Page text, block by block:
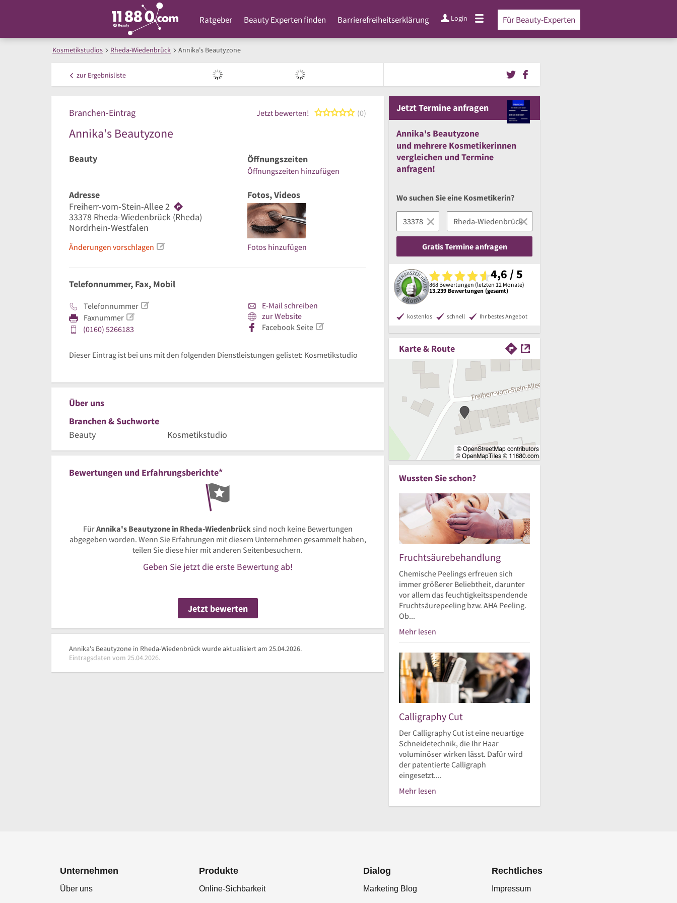
Ratgeber Beauty Experten finden Barrierefreiheitserklärung Login Für Beauty-Experten
Kosmetikstudios Rheda-Wiedenbrück Annika's Beautyzone
zur Ergebnisliste
Branchen-Eintrag Jetzt bewerten! 0 von 5 Sternen
0
Annika's Beautyzone
Beauty Öffnungszeiten
Öffnungszeiten hinzufügen
Adresse
Freiherr-vom-Stein-Allee 2
33378 Rheda-Wiedenbrück (Rheda)
Nordrhein-Westfalen
Änderungen vorschlagen
Fotos, Videos
Fotos hinzufügen
Telefonnummer, Fax, Mobil
Telefonnummer
Faxnummer
(0160) 5266183
E-Mail schreiben
zur Website
Facebook Seite
Dieser Eintrag ist bei uns mit den folgenden Dienstleistungen gelistet: Kosmetikstudio
Über uns
Branchen & Suchworte
Beauty
Kosmetikstudio
Bewertungen und Erfahrungsberichte*
FürAnnika's Beautyzone in Rheda-Wiedenbrücksind noch keine Bewertungen
abgegeben worden. Wenn Sie Erfahrungen mit diesem Unternehmen gesammelt haben,
teilen Sie diese hier mit anderen Seitenbesuchern.
Geben Sie jetzt die erste Bewertung ab!
Jetzt bewerten
Annika's Beautyzone in Rheda-Wiedenbrück wurde aktualisiert am 25.04.2026.
Eintragsdaten vom 25.04.2026.
JetztTermine anfragen
Annika's Beautyzone
und mehrere Kosmetikerinnen
vergleichen undTermine
anfragen!
Wo suchen Sie eine Kosmetikerin?
Gratis Termine anfragen
4,6 / 5
868 Bewertungen (letzten 12 Monate)
13.239 Bewertungen (gesamt)
kostenlos schnell Ihr bestes Angebot
Karte & Route
Wussten Sie schon?
Fruchtsäurebehandlung
Chemische Peelings erfreuen sich
immer größerer Beliebtheit, darunter
vor allem das feuchtigkeitsspendende
Fruchtsäurepeeling bzw. AHA Peeling.
Ob...
Mehr lesen
Calligraphy Cut
Der Calligraphy Cut ist eine neuartige
Schneidetechnik, die Ihr Haar
voluminöser wirken lässt. Dafür wird
der patentierte Calligraph
eingesetzt....
Mehr lesen
Unternehmen
Über uns
Produkte
Online-Sichbarkeit
Dialog
Marketing Blog
Rechtliches
Impressum